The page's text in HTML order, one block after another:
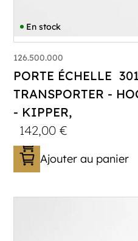
En stock
126.500.000
PORTE ÉCHELLE
TRANSPORTER -
- KIPPER,
142,00€
Ajouter au panier